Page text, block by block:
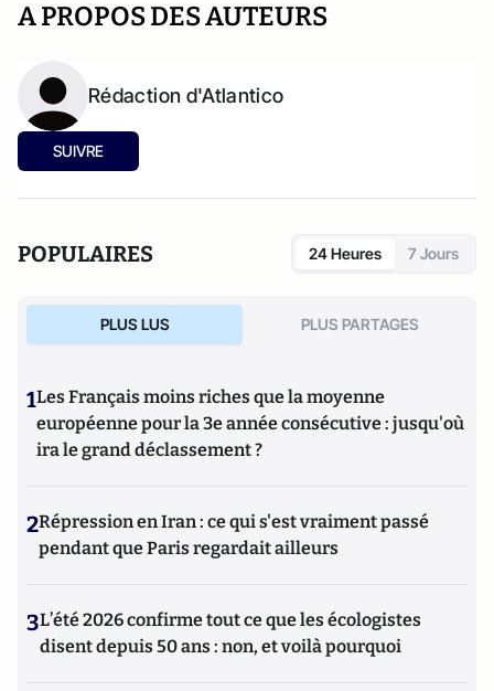
A PROPOS DES AUTEURS
Rédaction d'Atlantico
SUIVRE
POPULAIRES 24 Heures 7 Jours
PLUS LUS PLUS PARTAGES
1Les Français moins riches que la moyenne
européenne pour la 3e année consécutive : jusqu'où
ira le grand déclassement ?
2Répression en Iran : ce qui s'est vraiment passé
pendant que Paris regardait ailleurs
3L’été 2026 confirme tout ce que les écologistes
disent depuis 50 ans : non, et voilà pourquoi